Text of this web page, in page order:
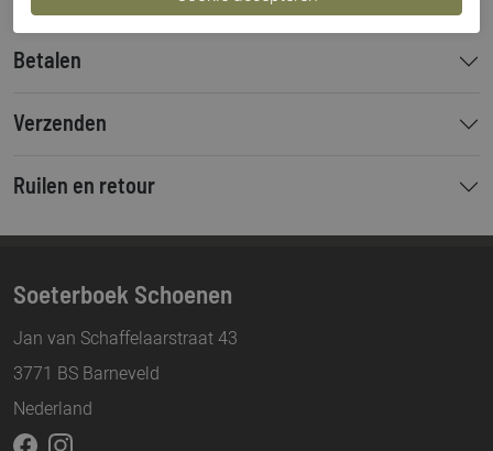
Betalen
Verzenden
Ruilen en retour
Soeterboek Schoenen
Jan van Schaffelaarstraat 43
3771 BS Barneveld
Nederland